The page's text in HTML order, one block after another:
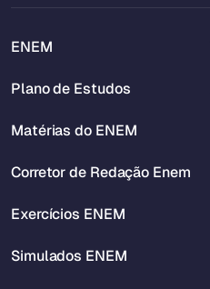
ENEM
Plano de Estudos
Matérias do ENEM
Corretor de Redação Enem
Exercícios ENEM
Simulados ENEM